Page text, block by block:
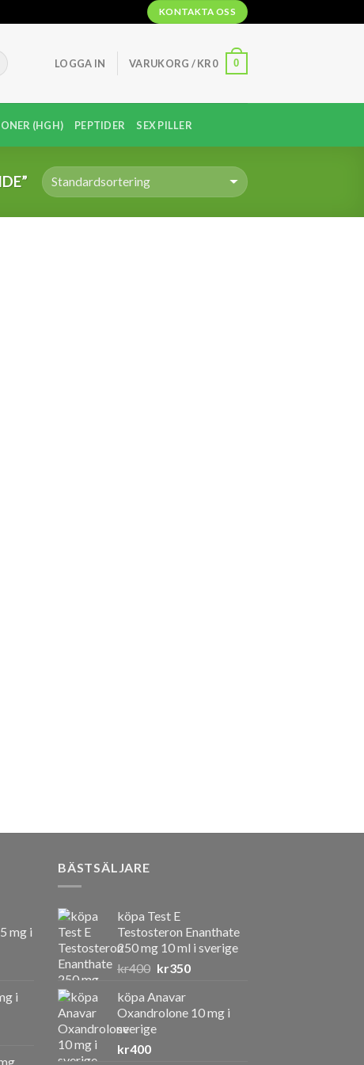
KONTAKTA OSS
LOGGA IN VARUKORG /KR0 0
(HGH) PEPTIDER SEX PILLER
mg i
i
BÄSTSÄLJARE
köpa Test E
Testosteron Enanthate
250 mg 10 ml i sverige
kr400 Det
priset
var:
kr400.
kr350Det
är:
köpa Anavar
Oxandrolone 10 mg i
sverige
kr400